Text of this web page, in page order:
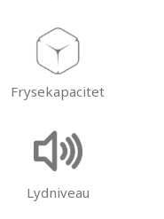
Frysekapacitet
Lydniveau